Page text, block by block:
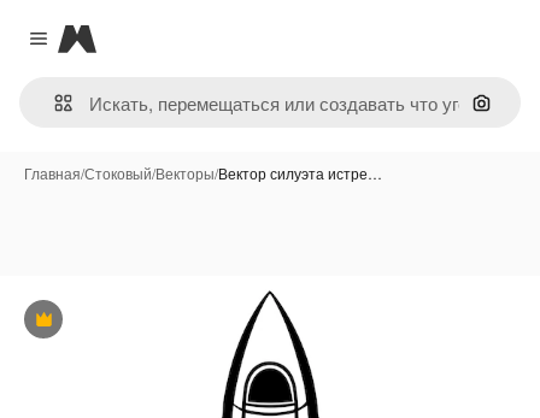
Close menu
Magnific
Поиск
Главная/Стоковый/Векторы/Вектор силуэта истре…
Премиум